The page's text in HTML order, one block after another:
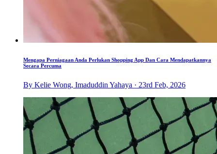
Mengapa Perniagaan Anda Perlukan Shopping App Dan Cara Mendapatkannya
Secara Percuma
By Kelie Wong, Imaduddin Yahaya · 23rd Feb, 2026